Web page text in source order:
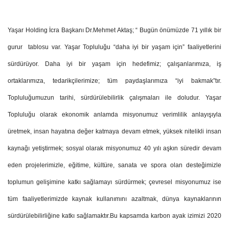
Yaşar Holding İcra Başkanı Dr.Mehmet Aktaş; “ Bugün önümüzde 71 yıllık bir
gurur tablosu var. Yaşar Topluluğu “daha iyi bir yaşam için” faaliyetlerini
sürdürüyor. Daha iyi bir yaşam için hedefimiz; çalışanlarımıza, iş
ortaklarımıza, tedarikçilerimize; tüm paydaşlarımıza “iyi bakmak”tır.
Topluluğumuzun tarihi, sürdürülebilirlik çalışmaları ile doludur. Yaşar
Topluluğu olarak ekonomik anlamda misyonumuz verimlilik anlayışıyla
üretmek, insan hayatına değer katmaya devam etmek, yüksek nitelikli insan
kaynağı yetiştirmek; sosyal olarak misyonumuz 40 yılı aşkın süredir devam
eden projelerimizle, eğitime, kültüre, sanata ve spora olan desteğimizle
toplumun gelişimine katkı sağlamayı sürdürmek; çevresel misyonumuz ise
tüm faaliyetlerimizde kaynak kullanımını azaltmak, dünya kaynaklarının
sürdürülebilirliğine katkı sağlamaktır.Bu kapsamda karbon ayak izimizi 2020